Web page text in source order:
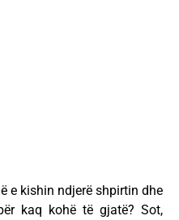
e kishin ndjerë shpirtin dhe
kaq kohë të gjatë? Sot,